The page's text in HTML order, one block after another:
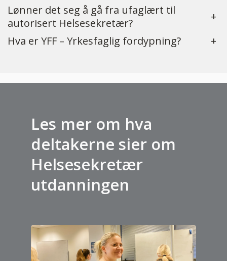
Lønner det seg å gå fra ufaglært til
autorisert Helsesekretær?
+
Hva er YFF – Yrkesfaglig fordypning?
+
Les mer om hva
deltakerne sier om
Helsesekretær
utdanningen